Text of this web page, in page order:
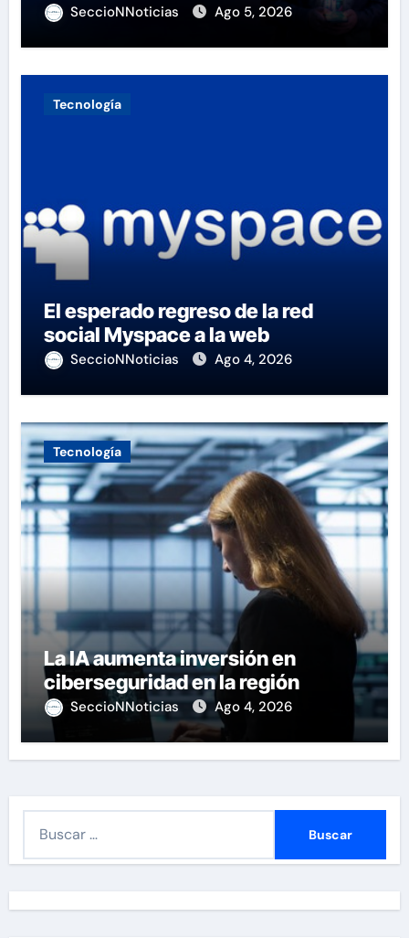
SeccioNNoticias Ago 5, 2026
Tecnología
El esperado regreso de la red
social Myspace a la web
SeccioNNoticias Ago 4, 2026
Tecnología
La IA aumenta inversión en
ciberseguridad en la región
SeccioNNoticias Ago 4, 2026